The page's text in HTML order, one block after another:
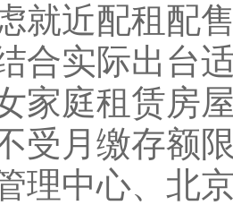
就近配租配
合实际出台
家庭租赁房
受月缴存额
理中心、北